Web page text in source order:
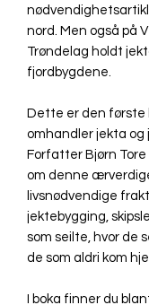
nord. Men også på
Trøndelag holdt
fjordbygdene.
Dette er den første
omhandler jekta og
Forfatter Bjørn
om denne
livsnødvendige
jektebygging,
som seilte, hvor de
de som aldri kom
I boka finner du